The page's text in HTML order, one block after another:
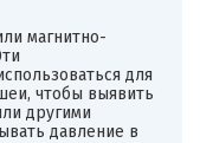
магнитно-
для
чтобы выявить
другими
давление в